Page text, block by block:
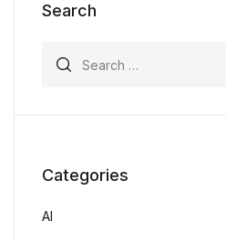
Search
Categories
AI